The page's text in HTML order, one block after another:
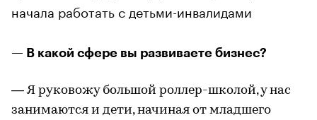
начала работать c детьми-инвалидами
— В какой сфере вы развиваете бизнес?
— Я руковожу большой роллер-школой, у нас
занимаются и дети, начиная от младшего